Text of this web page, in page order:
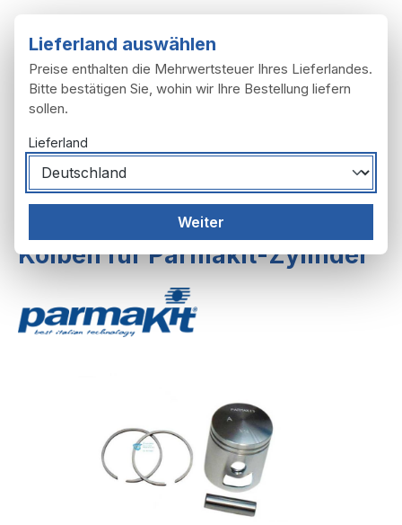
Zylinder, Kurbeltrieb
Kolben für Parmakit-Zylinder
Lieferland auswählen
Preise enthalten die Mehrwertsteuer Ihres Lieferlandes.
Bitte bestätigen Sie, wohin wir Ihre Bestellung liefern
sollen.
Lieferland
Weiter